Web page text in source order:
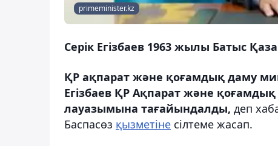
primeminister.kz
Серік Егізбаев 1963 жылы Батыс
ҚР ақпарат және қоғамдық даму
Егізбаев ҚР Ақпарат және
лауазымына тағайындалды, деп
Баспасөз қызметіне сілтеме жасап.